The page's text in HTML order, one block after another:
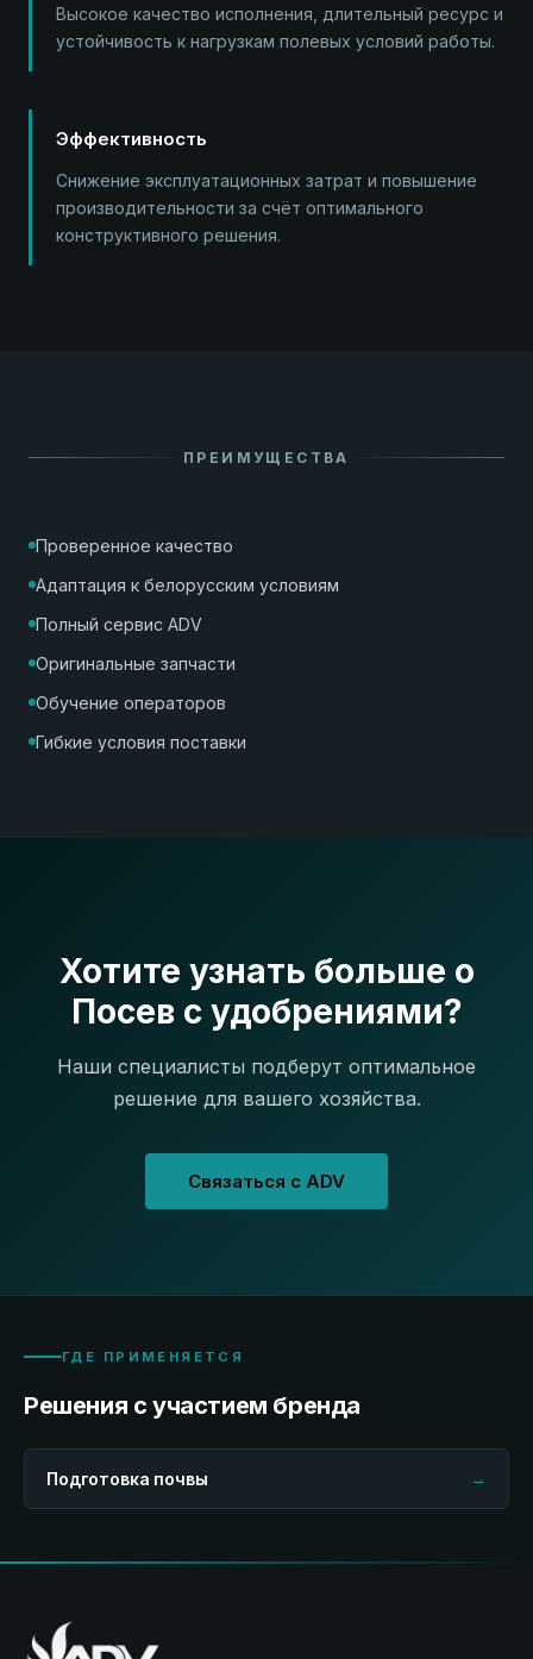
Высокое качество исполнения, длительный ресурс и
устойчивость к нагрузкам полевых условий работы.
Эффективность
Снижение эксплуатационных затрат и повышение
производительности за счёт оптимального
конструктивного решения.
ПРЕИМУЩЕСТВА
Проверенное качество
Адаптация к белорусским условиям
Полный сервис ADV
Оригинальные запчасти
Обучение операторов
Гибкие условия поставки
Хотите узнать больше о
Посев с удобрениями?
Наши специалисты подберут оптимальное
решение для вашего хозяйства.
Связаться с ADV
ГДЕ ПРИМЕНЯЕТСЯ
Решения с участием бренда
Подготовка почвы →